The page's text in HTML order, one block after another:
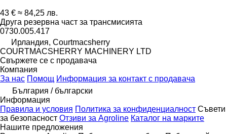
43 € ≈ 84,25 лв.
Друга резервна част за трансмисията
0730.005.417
Ирландия, Courtmacsherry
COURTMACSHERRY MACHINERY LTD
Свържете се с продавача
Компания
За нас Помощ Информация за контакт с продавача
България / български
Информация
Правила и условия Политика за конфиденциалност Съвети
за безопасност Отзиви за Agroline Каталог на марките
Нашите предложения